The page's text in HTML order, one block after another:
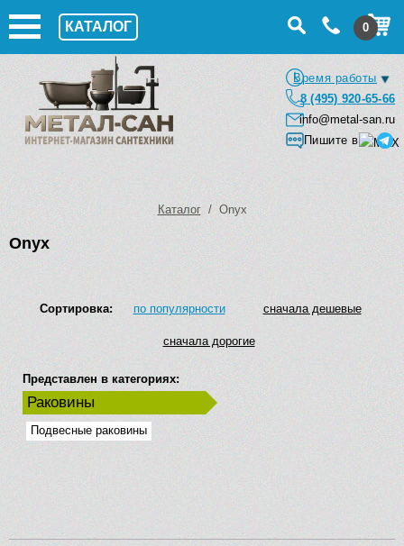
КАТАЛОГ 0
Время работы
8 (495) 920-65-66
info@metal-san.ru
Пишите в
Каталог/ Onyx
Onyx
Сортировка: по популярности сначала дешевые
сначала дорогие
Представлен в категориях:
Раковины
Подвесные раковины